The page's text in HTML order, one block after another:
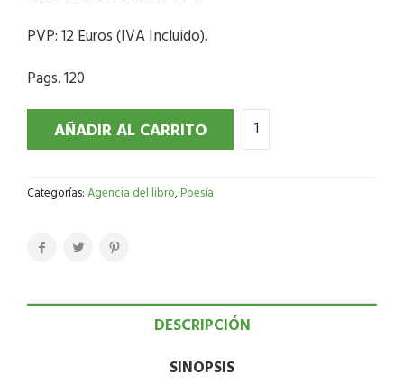
PVP: 12 Euros (IVA Incluido).
Pags. 120
AÑADIR AL CARRITO
Categorías:Agencia del libro,Poesía
DESCRIPCIÓN
SINOPSIS